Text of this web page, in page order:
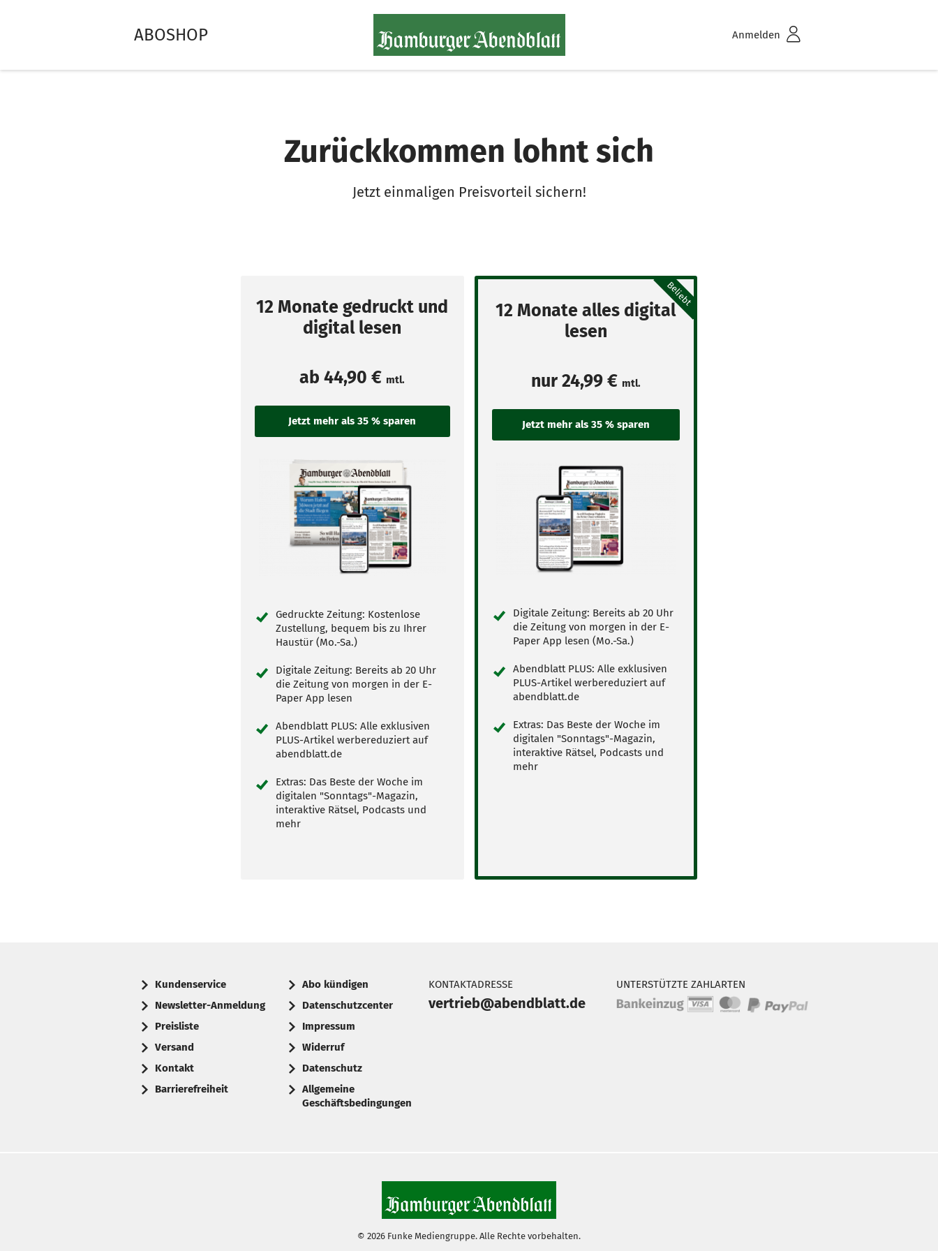
ABOSHOP Anmelden
Zurückkommen lohnt sich
Jetzt einmaligen Preisvorteil sichern!
12 Monate gedruckt und
digital lesen
ab 44,90 € mtl.
Gedruckte Zeitung: Kostenlose
Zustellung, bequem bis zu Ihrer
Haustür (Mo.-Sa.)
Digitale Zeitung: Bereits ab 20 Uhr
die Zeitung von morgen in der E-
Paper App lesen
Abendblatt PLUS: Alle exklusiven
PLUS-Artikel werbereduziert auf
abendblatt.de
Extras: Das Beste der Woche im
digitalen "Sonntags"-Magazin,
interaktive Rätsel, Podcasts und
mehr
Beliebt
12 Monate alles digital
lesen
nur 24,99 € mtl.
Digitale Zeitung: Bereits ab 20 Uhr
die Zeitung von morgen in der E-
Paper App lesen (Mo.-Sa.)
Abendblatt PLUS: Alle exklusiven
PLUS-Artikel werbereduziert auf
abendblatt.de
Extras: Das Beste der Woche im
digitalen "Sonntags"-Magazin,
interaktive Rätsel, Podcasts und
mehr
Kundenservice
Newsletter-Anmeldung
Preisliste
Versand
Kontakt
Barrierefreiheit
Abo kündigen
Datenschutzcenter
Impressum
Widerruf
Datenschutz
Allgemeine
Geschäftsbedingungen
KONTAKTADRESSE
vertrieb@abendblatt.de
UNTERSTÜTZTE ZAHLARTEN
© 2026 Funke Mediengruppe. Alle Rechte vorbehalten.